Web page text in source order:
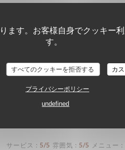
ます。お客様自身でクッキー
す。
すべてのクッキーを拒否する カ
プライバシーポリシー
undefined
サービス: 5/5 雰囲気: 5/5 メニュー:
サービス : 5/5 雰囲気 : 5/5 メニュー :